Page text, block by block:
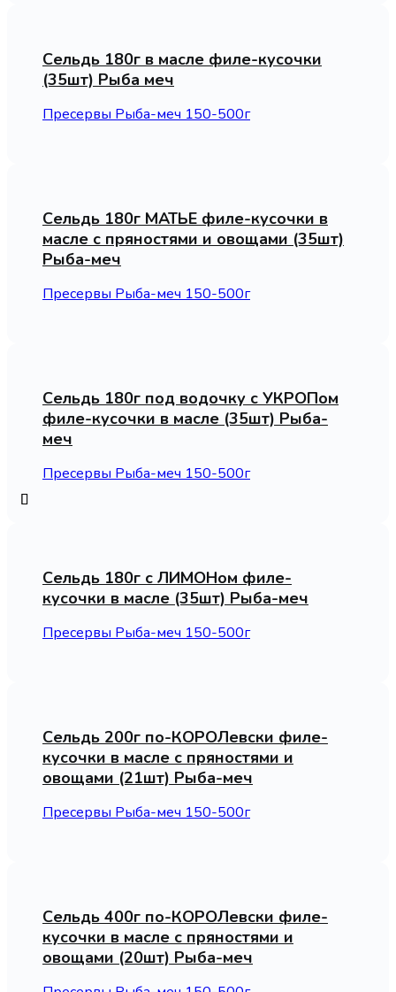
Сельдь 180г в масле филе-кусочки
(35шт) Рыба меч
Пресервы Рыба-меч 150-500г
Сельдь 180г МАТЬЕ филе-кусочки в
масле с пряностями и овощами (35шт)
Рыба-меч
Пресервы Рыба-меч 150-500г
Сельдь 180г под водочку с УКРОПом
филе-кусочки в масле (35шт) Рыба-
меч
Пресервы Рыба-меч 150-500г
Сельдь 180г с ЛИМОНом филе-
кусочки в масле (35шт) Рыба-меч
Пресервы Рыба-меч 150-500г
Сельдь 200г по-КОРОЛевски филе-
кусочки в масле с пряностями и
овощами (21шт) Рыба-меч
Пресервы Рыба-меч 150-500г
Сельдь 400г по-КОРОЛевски филе-
кусочки в масле с пряностями и
овощами (20шт) Рыба-меч